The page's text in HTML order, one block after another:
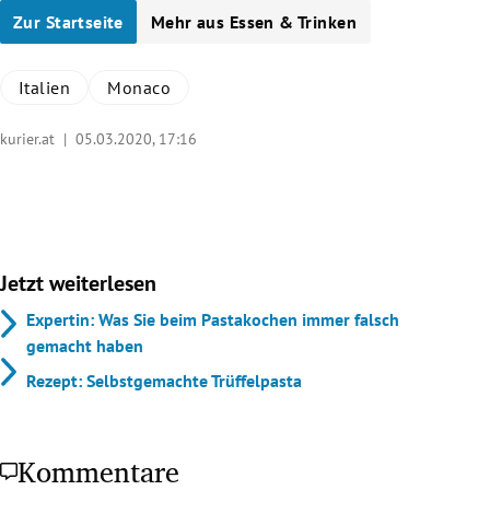
Zur Startseite Mehr aus Essen & Trinken
Italien Monaco
kurier.at | 05.03.2020, 17:16
Jetzt weiterlesen
Expertin: Was Sie beim Pastakochen immer falsch
gemacht haben
Rezept: Selbstgemachte Trüffelpasta
Kommentare